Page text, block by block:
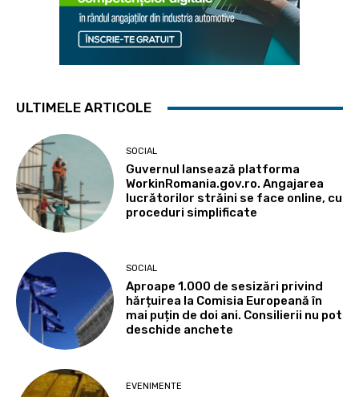
ULTIMELE ARTICOLE
SOCIAL
Guvernul lansează platforma
WorkinRomania.gov.ro. Angajarea
lucrătorilor străini se face online, cu
proceduri simplificate
SOCIAL
Aproape 1.000 de sesizări privind
hărțuirea la Comisia Europeană în
mai puțin de doi ani. Consilierii nu pot
deschide anchete
EVENIMENTE